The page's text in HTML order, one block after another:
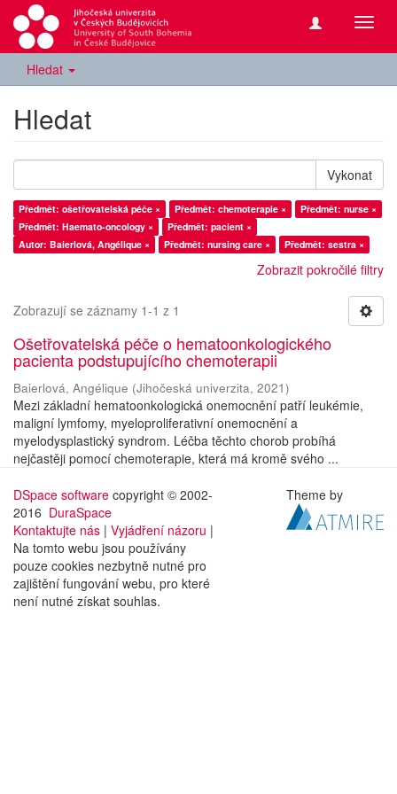
Hledat
Hledat
Vykonat
Předmět: ošetřovatelská péče × Předmět: chemoterapie ×
Předmět: nurse ×
Předmět: Haemato-oncology ×
Předmět: pacient ×
Autor: Baierlová, Angélique ×
Předmět: nursing care × Předmět: sestra ×
Zobrazit pokročilé filtry
Zobrazují se záznamy 1-1 z 1
Ošetřovatelská péče o hematoonkologického
pacienta podstupujícího chemoterapii
Baierlová, Angélique (Jihočeská univerzita, 2021)
Mezi základní hematoonkologická onemocnění patří leukémie,
maligní lymfomy, myeloproliferativní onemocnění a
myelodysplastický syndrom. Léčba těchto chorob probíhá
nejčastěji pomocí chemoterapie, která má kromě svého ...
DSpace software copyright © 2002-
2016 DuraSpace
Kontaktujte nás | Vyjádření názoru |
Na tomto webu jsou používány
pouze cookies nezbytně nutné pro
zajištění fungování webu, pro které
není nutné získat souhlas.
Theme by